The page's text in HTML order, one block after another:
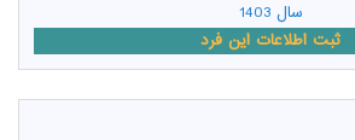
سال 1403
ثبت اطلاعات این فرد